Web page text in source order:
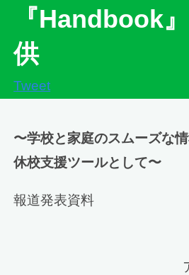
『Handbook
供
Tweet
〜学校と家庭のスムーズな
休校支援ツールとして〜
報道発表資料